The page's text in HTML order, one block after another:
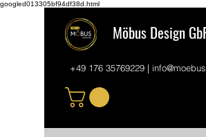
googled013305bf94df38d.html
Möbus Design
+49 176 35769229|